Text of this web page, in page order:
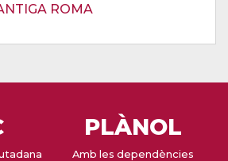
ROMA
PLÀNOL
Amb les dependències